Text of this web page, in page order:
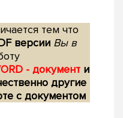
тем что
версии Вы в
- документ и
другие
с документом